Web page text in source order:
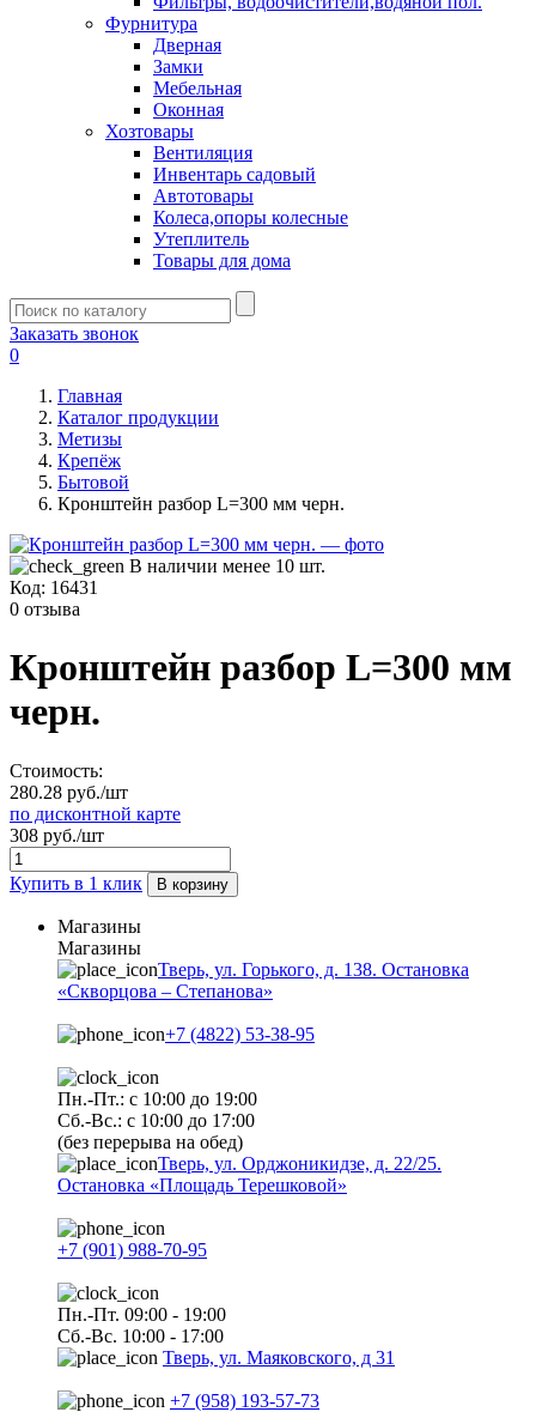
Фурнитура
Дверная
Замки
Мебельная
Оконная
Хозтовары
Вентиляция
Инвентарь садовый
Автотовары
Колеса,опоры колесные
Утеплитель
Товары для дома
Заказать звонок
0
Главная
Каталог продукции
Метизы
Крепёж
Бытовой
Кронштейн разбор L=300 мм черн.
В наличии менее 10 шт.
Код: 16431
0 отзыва
Кронштейн разбор L=300 мм
черн.
Стоимость:
280.28 руб./шт
по дисконтной карте
308 руб./шт
Купить в 1 клик В корзину
Магазины
Магазины
Тверь, ул. Горького, д. 138. Остановка
«Скворцова – Степанова»
+7 (4822) 53-38-95
Пн.-Пт.: с 10:00 до 19:00
Сб.-Вс.: с 10:00 до 17:00
(без перерыва на обед)
Тверь, ул. Орджоникидзе, д. 22/25.
Остановка «Площадь Терешковой»
+7 (901) 988-70-95
Пн.-Пт. 09:00 - 19:00
Сб.-Вс. 10:00 - 17:00
Тверь, ул. Маяковского, д 31
+7 (958) 193-57-73